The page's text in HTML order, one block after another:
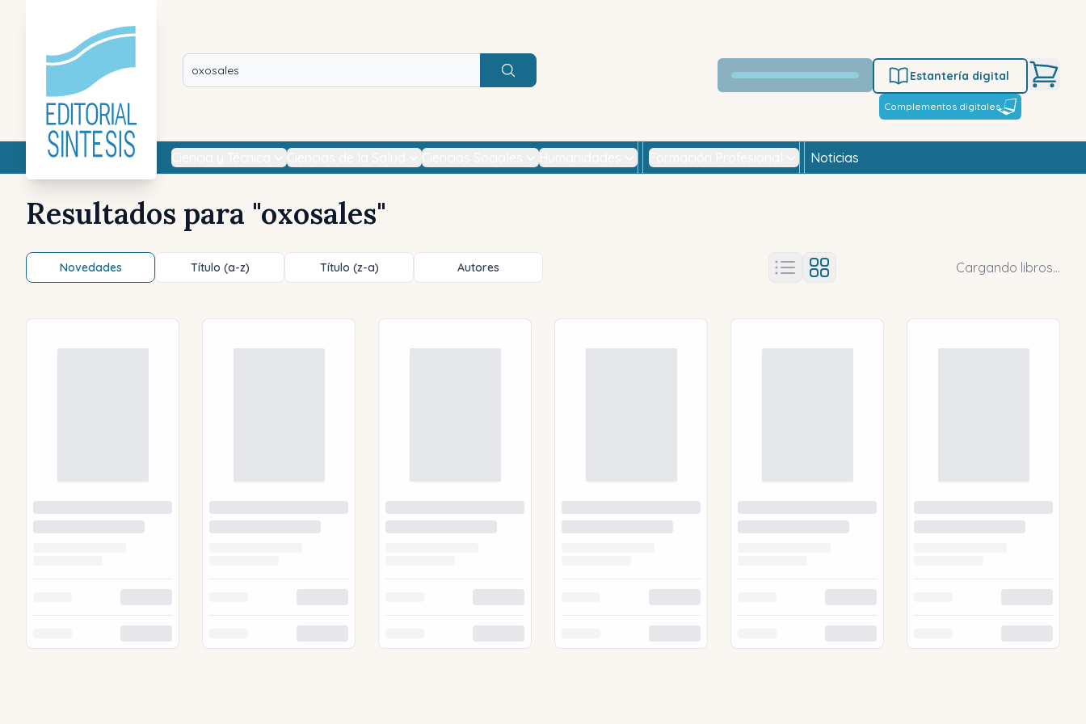
Buscar
Estantería digital
Complementos digitales
Noticias
Resultados para "oxosales"
Novedades Título (a-z) Título (z-a) Autores Cargando libros...